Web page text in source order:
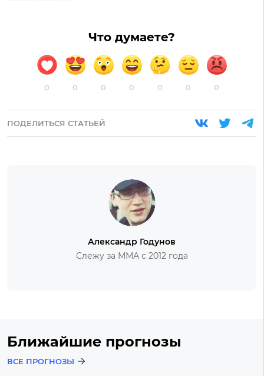
Что думаете?
0 0 0 0 0 0 0
ПОДЕЛИТЬСЯ СТАТЬЕЙ
Александр Годунов
Слежу за ММА с 2012 года
Ближайшие прогнозы
ВСЕ ПРОГНОЗЫ